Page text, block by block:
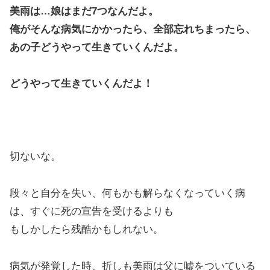
美雨は…娘はまだ7つなんだよ。
俺がそんな病気にかかったら、全部忘れちまったら、
あの子どうやって生きていくんだよ。
どうやって生きていくんだよ！
切ないな。
段々と自分を失い、何もかも解らなくなっていく病
は、すぐに死の宣告を受けるよりも
もしかしたら残酷かもしれない。
病気が発覚した時、折しも美雨は父に嘘をついている